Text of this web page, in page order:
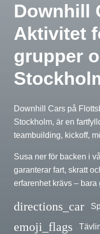
Downhill
Aktivitet
grupper
Downhill Cars på
Stockholm, är en
teambuilding, kickoff,
Susa ner för backen i
garanterar fart, skratt
erfarenhet krävs –
directions_car
emoji_flags